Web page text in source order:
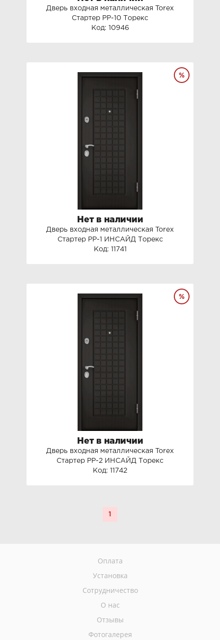
Дверь входная металлическая Torex
Стартер PP-10 Торекс
Код: 10946
Нет в наличии
Дверь входная металлическая Torex
Стартер РР-1 ИНСАЙД Торекс
Код: 11741
Нет в наличии
Дверь входная металлическая Torex
Стартер РР-2 ИНСАЙД Торекс
Код: 11742
1
Оплата
Установка
Сотрудничество
О нас
Отзывы
Фотогалерея